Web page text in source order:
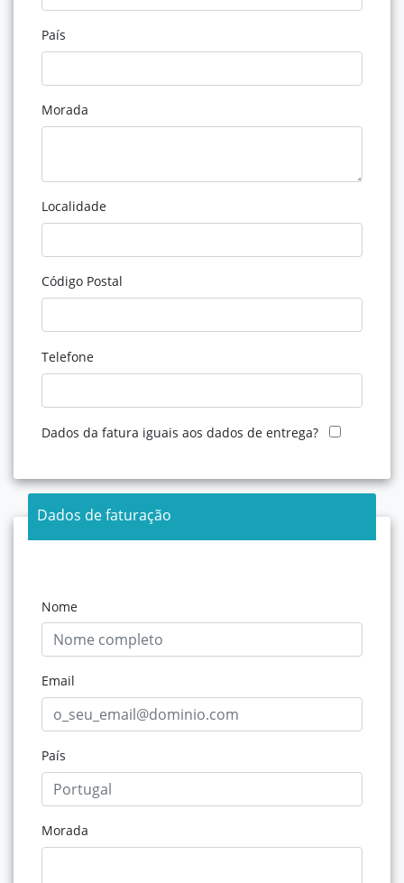
País
Morada
Localidade
Código Postal
Telefone
Dados da fatura iguais aos dados de entrega?
Dados de faturação
Nome
Email
País
Morada